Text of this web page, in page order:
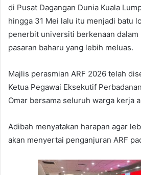
di Pusat Dagangan Dunia Kuala
hingga 31 Mei lalu itu menjadi batu
penerbit universiti berkenaan dalam
pasaran baharu yang lebih meluas.
Majlis perasmian ARF 2026 telah
Ketua Pegawai Eksekutif
Omar bersama seluruh warga kerja
Adibah menyatakan harapan agar
akan menyertai penganjuran ARF